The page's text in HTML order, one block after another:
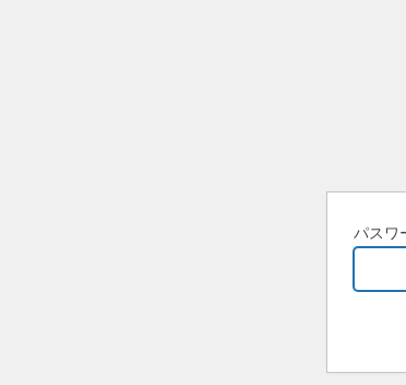
パスワ